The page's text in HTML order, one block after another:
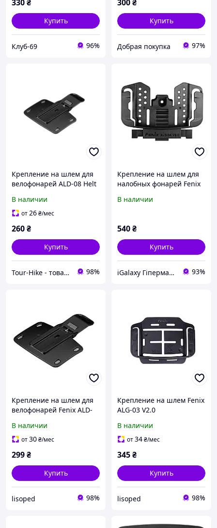
330₴
Купить
Клуб-69 96%
300₴
Купить
Добрая покупка 97%
Крепление на шлем для
велофонарей ALD-08 Helt
В наличии
от26₴/мес
260₴
Купить
Tour-Hike - товары для туризма и активного отдыха 98%
Крепление на шлем для
налобных фонарей Fenix
В наличии
540₴
Купить
iGalaxy Гіпермаркет подарунків 93%
Крепление на шлем для
велофонарей Fenix ALD-
В наличии
от30₴/мес
299₴
Купить
lisoped 98%
Крепление на шлем Fenix
ALG-03 V2.0
В наличии
от34₴/мес
345₴
Купить
lisoped 98%